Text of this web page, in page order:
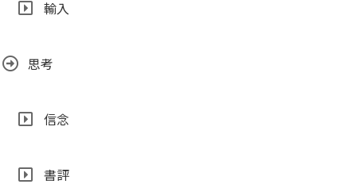
輸入
思考
信念
書評